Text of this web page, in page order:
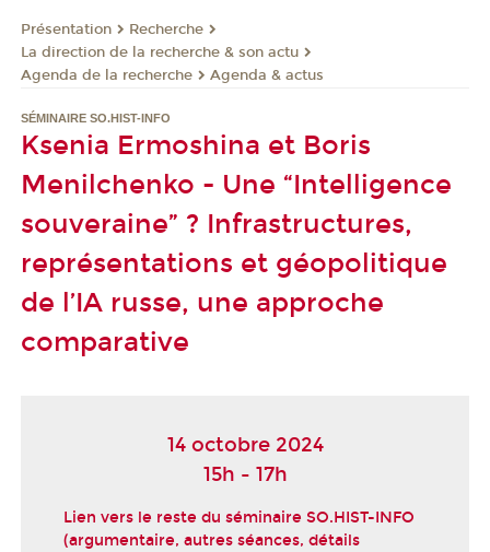
Présentation
Recherche
La direction de la recherche & son actu
Agenda de la recherche
Agenda & actus
SÉMINAIRE SO.HIST-INFO
Ksenia Ermoshina et Boris
Menilchenko - Une “Intelligence
souveraine” ? Infrastructures,
représentations et géopolitique
de l’IA russe, une approche
comparative
14 octobre 2024
15h - 17h
Lien vers le reste du séminaire SO.HIST-INFO
(argumentaire, autres séances, détails